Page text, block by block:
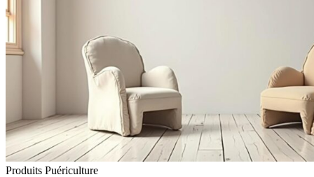
Produits Puériculture